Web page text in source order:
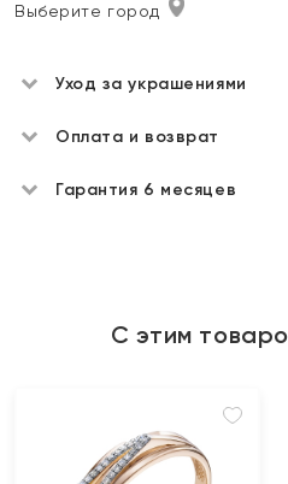
Выберите город
Уход за украшениями
Оплата и возврат
Гарантия 6 месяцев
С этим